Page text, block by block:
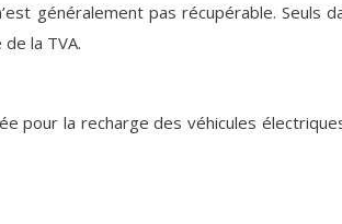
généralement pas récupérable.
la TVA.
pour la recharge des véhicules